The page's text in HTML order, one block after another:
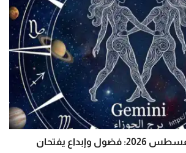
برج الجوزاء الأحد 9 أغسطس 2026: فضول وإبداع يفتحان